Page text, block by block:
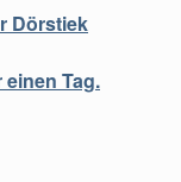
Dörstiek
Tag.